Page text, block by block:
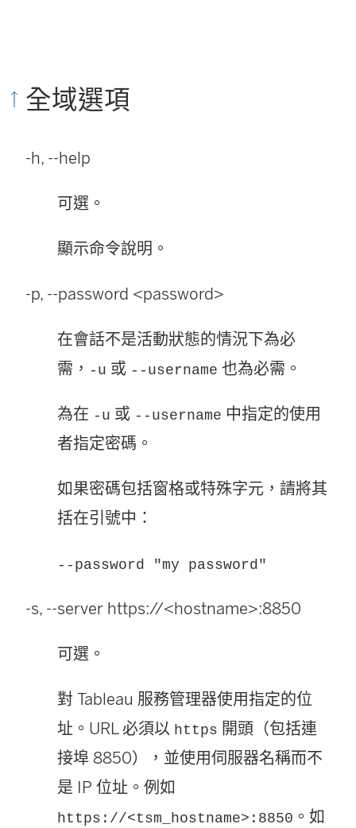
全域選項
-h, --help
可選。
顯示命令說明。
-p, --password <password>
在會話不是活動狀態的情況下為必
需， -u 或 --username 也為必需。
為在 -u 或 --username 中指定的使用
者指定密碼。
如果密碼包括窗格或特殊字元，請將其
括在引號中：
--password "my password"
-s, --server https://<hostname>:8850
可選。
對 Tableau 服務管理器使用指定的位
址。URL 必須以 https 開頭（包括連
接埠 8850），並使用伺服器名稱而不
是 IP 位址。例如
https://<tsm_hostname>:8850 。如